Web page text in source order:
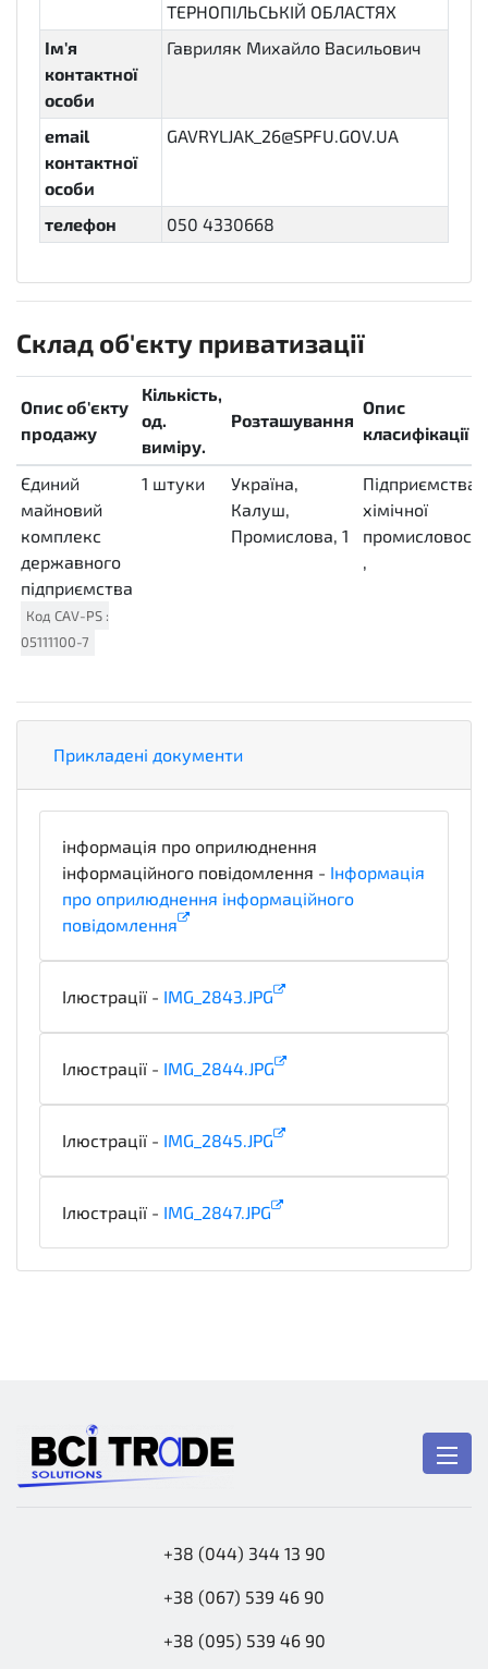
ТЕРНОПІЛЬСЬКІЙ ОБЛАСТЯХ
Ім'я
контактної
особи
Гавриляк Михайло Васильович
email
контактної
особи
GAVRYLJAK_26@SPFU.GOV.UA
телефон 050 4330668
Склад об'єкту приватизації
Опис об'єкту
продажу
Кількість,
од.
виміру.
Розташування
Опис
класифікації
Єдиний
майновий
комплекс
державного
підприємства
Код CAV-PS :
05111100-7
1 штуки
Україна,
Калуш,
Промислова, 1
Підприємства
хімічної
промисловості
,
Прикладені документи
інформація про оприлюднення
інформаційного повідомлення - Інформація
про оприлюднення інформаційного
повідомлення
Ілюстрації - IMG_2843.JPG
Ілюстрації - IMG_2844.JPG
Ілюстрації - IMG_2845.JPG
Ілюстрації - IMG_2847.JPG
+38 (044) 344 13 90
+38 (067) 539 46 90
+38 (095) 539 46 90